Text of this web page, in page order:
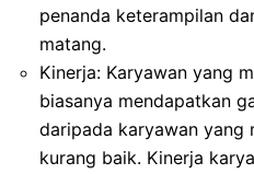
penanda keterampilan
matang.
Kinerja: Karyawan yang
biasanya mendapatkan
daripada karyawan yang
kurang baik. Kinerja